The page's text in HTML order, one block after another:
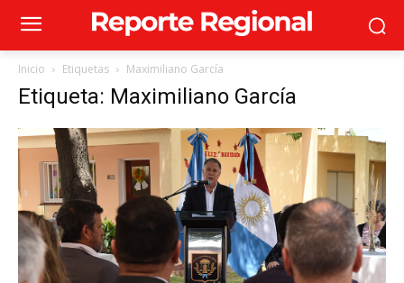
Inicio Etiquetas Maximiliano García
Etiqueta: Maximiliano García